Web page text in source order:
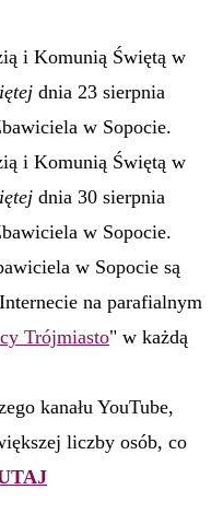
i Komunią Świętą w
dnia 23 sierpnia
w Sopocie.
i Komunią Świętą w
dnia 30 sierpnia
w Sopocie.
w Sopocie są
na parafialnym
Trójmiasto" w każdą
kanału YouTube,
liczby osób, co